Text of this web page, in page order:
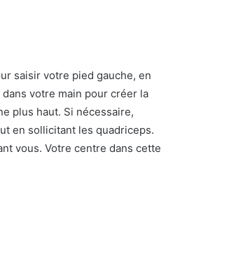
saisir votre pied gauche, en
votre main pour créer la
plus haut. Si nécessaire,
en sollicitant les quadriceps.
vous. Votre centre dans cette